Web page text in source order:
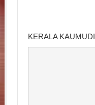
KERALA KAUMUDI